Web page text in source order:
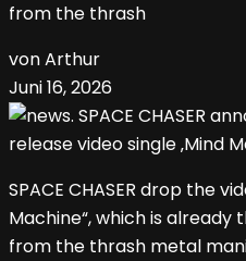
from the thrash
von Arthur
Juni 16, 2026
SPACE CHASER drop the
Machine“, which is
from the thrash metal